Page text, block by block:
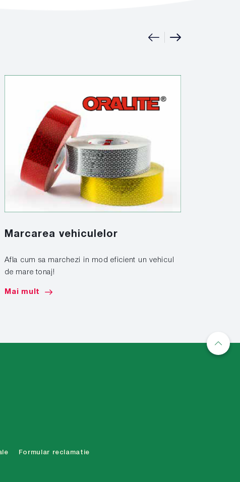
Marcarea vehiculelor
Afla cum sa marchezi in mod eficient un vehicul
de mare tonaj!
Mai mult
Formular reclamatie